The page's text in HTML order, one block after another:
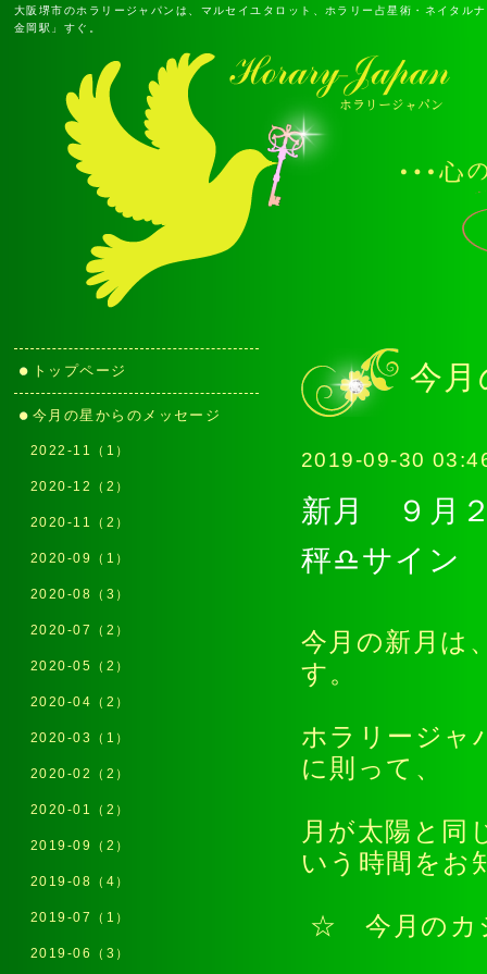
大阪堺市のホラリージャパンは、マルセイユタロット、ホラリー占星術・ネイタ
金岡駅」すぐ。
今
2019-09-30
新月 ９月
秤♎サイン
今月の新月は
す。
ホラリージャ
に則って、
月が太陽と同
いう時間をお
☆ 今月のカ
トップページ
今月の星からのメッセージ
2022-11（1）
2020-12（2）
2020-11（2）
2020-09（1）
2020-08（3）
2020-07（2）
2020-05（2）
2020-04（2）
2020-03（1）
2020-02（2）
2020-01（2）
2019-09（2）
2019-08（4）
2019-07（1）
2019-06（3）